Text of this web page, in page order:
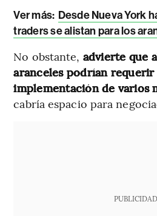
Ver más: Desde Nueva York
traders se alistan para los
No obstante, advierte que
aranceles podrían
implementación de varios
cabría espacio para
PUBLICIDAD